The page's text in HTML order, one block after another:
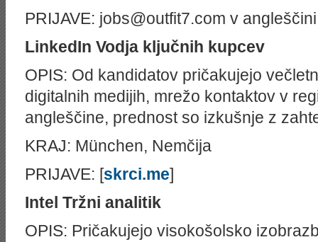
PRIJAVE: jobs@outfit7.com v angleščini
LinkedIn Vodja ključnih kupcev
OPIS: Od kandidatov pričakujejo
digitalnih medijih, mrežo kontaktov v
angleščine, prednost so izkušnje z
KRAJ: München, Nemčija
PRIJAVE: [skrci.me]
Intel Tržni analitik
OPIS: Pričakujejo visokošolsko